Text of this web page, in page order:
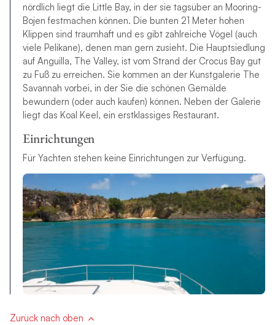
nördlich liegt die Little Bay, in der sie tagsüber an Mooring-
Bojen festmachen können. Die bunten 21 Meter hohen
Klippen sind traumhaft und es gibt zahlreiche Vögel (auch
viele Pelikane), denen man gern zusieht. Die Hauptsiedlung
auf Anguilla, The Valley, ist vom Strand der Crocus Bay gut
zu Fuß zu erreichen. Sie kommen an der Kunstgalerie The
Savannah vorbei, in der Sie die schönen Gemälde
bewundern (oder auch kaufen) können. Neben der Galerie
liegt das Koal Keel, ein erstklassiges Restaurant.
Einrichtungen
Für Yachten stehen keine Einrichtungen zur Verfügung.
Zurück nach oben